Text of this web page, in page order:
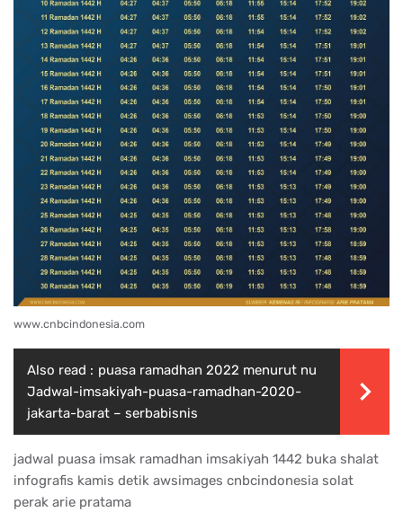
www.cnbcindonesia.com
Also read : puasa ramadhan 2022 menurut nu
Jadwal-imsakiyah-puasa-ramadhan-2020-
jakarta-barat – serbabisnis
jadwal puasa imsak ramadhan imsakiyah 1442 buka shalat
infografis kamis detik awsimages cnbcindonesia solat
perak arie pratama